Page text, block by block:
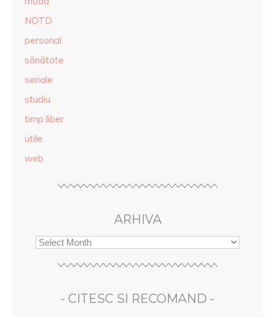
NOTD
personal
sănătate
seriale
studiu
timp liber
utile
web
ARHIVA
- CITESC SI RECOMAND -